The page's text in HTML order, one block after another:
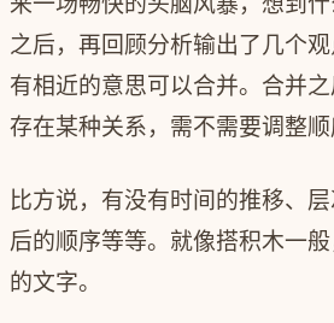
之后，再回顾分析输出了几个
有相近的意思可以合并。合并
存在某种关系，需不需要调整顺
比方说，有没有时间的推移、
后的顺序等等。就像搭积木一
的文字。